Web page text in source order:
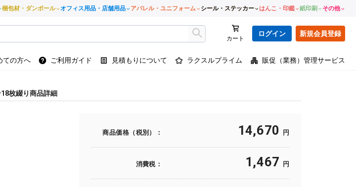
梱包材・ダンボール オフィス用品・店舗用品 アパレル・ユニフォーム シール・ステッカー はんこ・印鑑 紙印刷 その他
カート
ログイン 新規会員登録
ての方へ ご利用ガイド 見積もりについて ラクスルプライム 販促（業務）管理サービス
枚綴り商品詳細
商品価格（税別）： 14,670 円
消費税： 1,467 円